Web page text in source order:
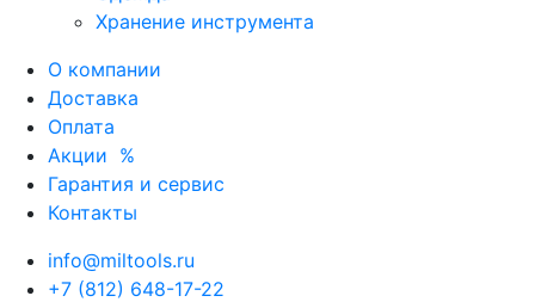
Хранение инструмента
О компании
Доставка
Оплата
Акции %
Гарантия и сервис
Контакты
info@miltools.ru
+7 (812) 648-17-22